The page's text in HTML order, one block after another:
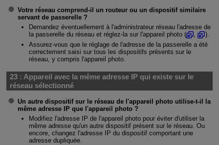
Votre réseau comprend-il un routeur ou un dispositif similaire
servant de passerelle ?
Demandez éventuellement à l'administrateur réseau l'adresse de
la passerelle du réseau et réglez-la sur l'appareil photo (
,
).
Assurez-vous que le réglage de l'adresse de la passerelle a été
correctement saisi sur tous les dispositifs présents sur le
réseau, y compris l'appareil photo.
23 : Appareil avec la même adresse IP qui existe sur le
réseau sélectionné
Un autre dispositif sur le réseau de l'appareil photo utilise-t-il la
même adresse IP que l'appareil photo ?
Modifiez l'adresse IP de l'appareil photo pour éviter d'utiliser la
même adresse qu'un autre dispositif présent sur le réseau. Ou
encore, changez l'adresse IP du dispositif comportant une
adresse dupliquée.